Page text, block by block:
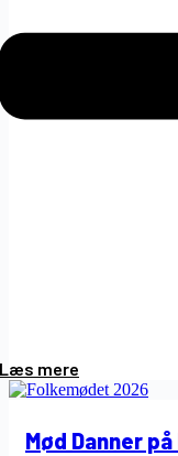
Læs mere
Mød Danner